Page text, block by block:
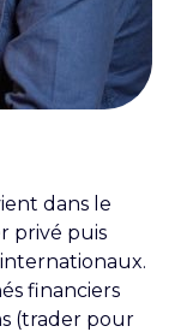
dans le
privé puis
financiers
(trader pour